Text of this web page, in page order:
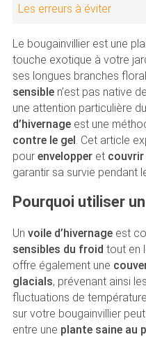
Les erreurs à éviter
Le bougainvillier est une
touche exotique à votre
ses longues branches
sensiblen’est pas native
une attention particulière
d’hivernageest une
contre le gel . Cet article
pour envelopperet couvrir
garantir sa survie pendant
Pourquoi utiliser
Un voile d’hivernageest
sensibles du froid tout en
offre également une
glacials, prévenant ainsi
fluctuations de
sur votre bougainvillier
entre une plante saine au